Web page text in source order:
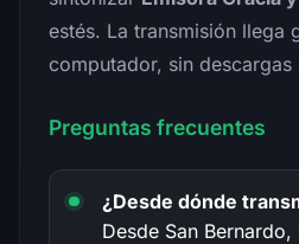
estés. La transmisión llega
computador, sin descargas
Preguntas frecuentes
¿Desde dónde
Desde San